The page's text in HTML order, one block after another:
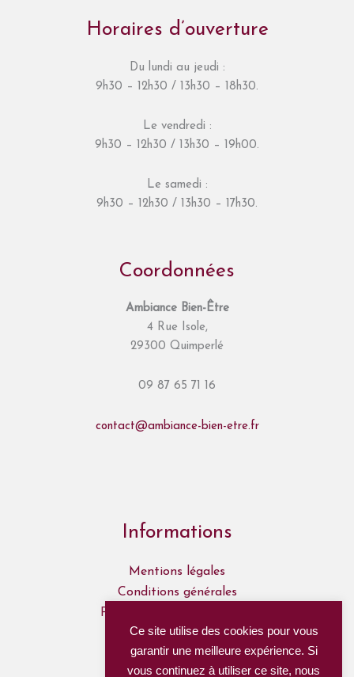
Horaires d’ouverture
Du lundi au jeudi :
9h30 – 12h30 / 13h30 – 18h30.
Le vendredi :
9h30 – 12h30 / 13h30 – 19h00.
Le samedi :
9h30 – 12h30 / 13h30 – 17h30.
Coordonnées
Ambiance Bien-Être
4 Rue Isole,
29300 Quimperlé
09 87 65 71 16
contact@ambiance-bien-etre.fr
Informations
Mentions légales
Conditions générales
Politique de confidentialité
Mon Compte
Mes commandes
Ce site utilise des cookies pour vous
garantir une meilleure expérience. Si
vous continuez à utiliser ce site, nous